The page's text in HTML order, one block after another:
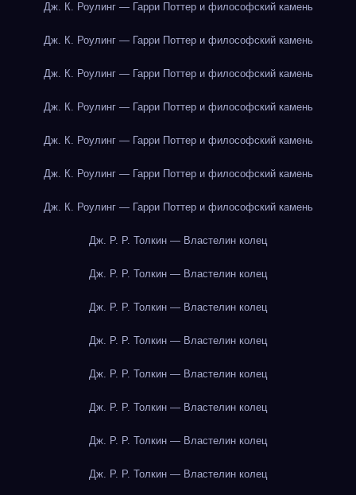
Дж. К. Роулинг — Гарри Поттер и философский камень
Дж. К. Роулинг — Гарри Поттер и философский камень
Дж. К. Роулинг — Гарри Поттер и философский камень
Дж. К. Роулинг — Гарри Поттер и философский камень
Дж. К. Роулинг — Гарри Поттер и философский камень
Дж. К. Роулинг — Гарри Поттер и философский камень
Дж. К. Роулинг — Гарри Поттер и философский камень
Дж. Р. Р. Толкин — Властелин колец
Дж. Р. Р. Толкин — Властелин колец
Дж. Р. Р. Толкин — Властелин колец
Дж. Р. Р. Толкин — Властелин колец
Дж. Р. Р. Толкин — Властелин колец
Дж. Р. Р. Толкин — Властелин колец
Дж. Р. Р. Толкин — Властелин колец
Дж. Р. Р. Толкин — Властелин колец